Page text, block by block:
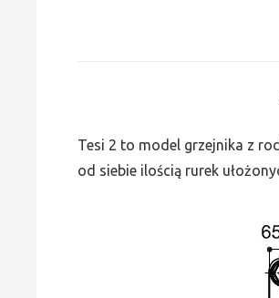
Tesi 2 to model grzejnika z
od siebie ilością rurek